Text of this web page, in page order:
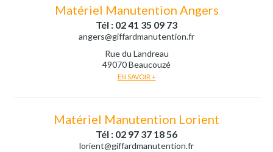
Matériel Manutention Angers
Tél : 02 41 35 09 73
angers@giffardmanutention.fr
Rue du Landreau
49070 Beaucouzé
EN SAVOIR +
Matériel Manutention Lorient
Tél : 02 97 37 18 56
lorient@giffardmanutention.fr